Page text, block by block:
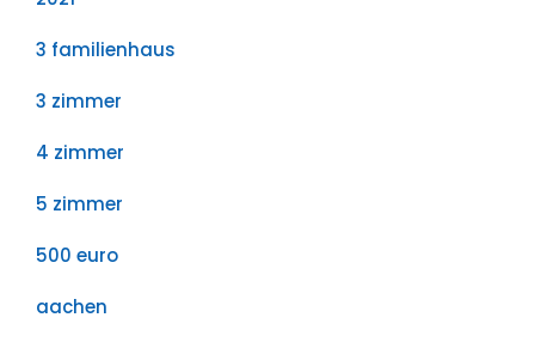
3 familienhaus
3 zimmer
4 zimmer
5 zimmer
500 euro
aachen